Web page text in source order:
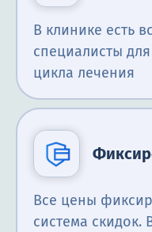
В клинике есть
специалисты
цикла лечения
Все цены
система скидок.